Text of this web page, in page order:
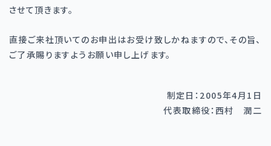
させて頂きます。
直接ご来社頂いてのお申出はお受け致しかねますので、その旨、
ご了承賜りますようお願い申し上げます。
制定日：2005年4月1日
代表取締役：西村 潤二